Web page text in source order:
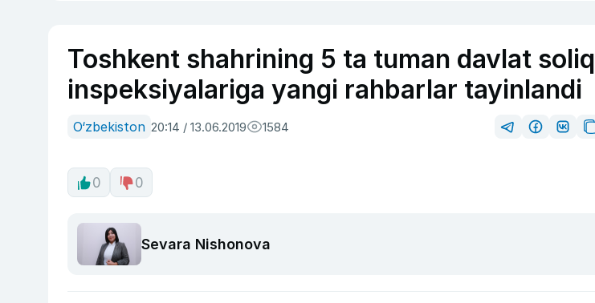
Toshkent shahrining 5 ta tuman davlat soliq
inspeksiyalariga yangi rahbarlar tayinlandi
O‘zbekiston 20:14 / 13.06.2019 1584
0 0
Sevara Nishonova